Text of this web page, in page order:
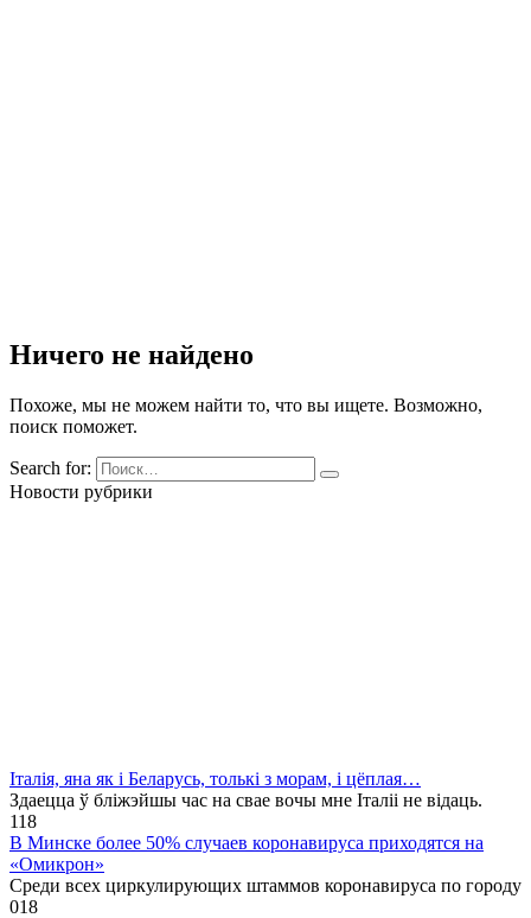
Ничего не найдено
Похоже, мы не можем найти то, что вы ищете. Возможно,
поиск поможет.
Search for:
Новости рубрики
Італія, яна як і Беларусь, толькі з морам, і цёплая…
Здаецца ў бліжэйшы час на свае вочы мне Італіі не відаць.
118
В Минске более 50% случаев коронавируса приходятся на
«Омикрон»
Среди всех циркулирующих штаммов коронавируса по городу
018